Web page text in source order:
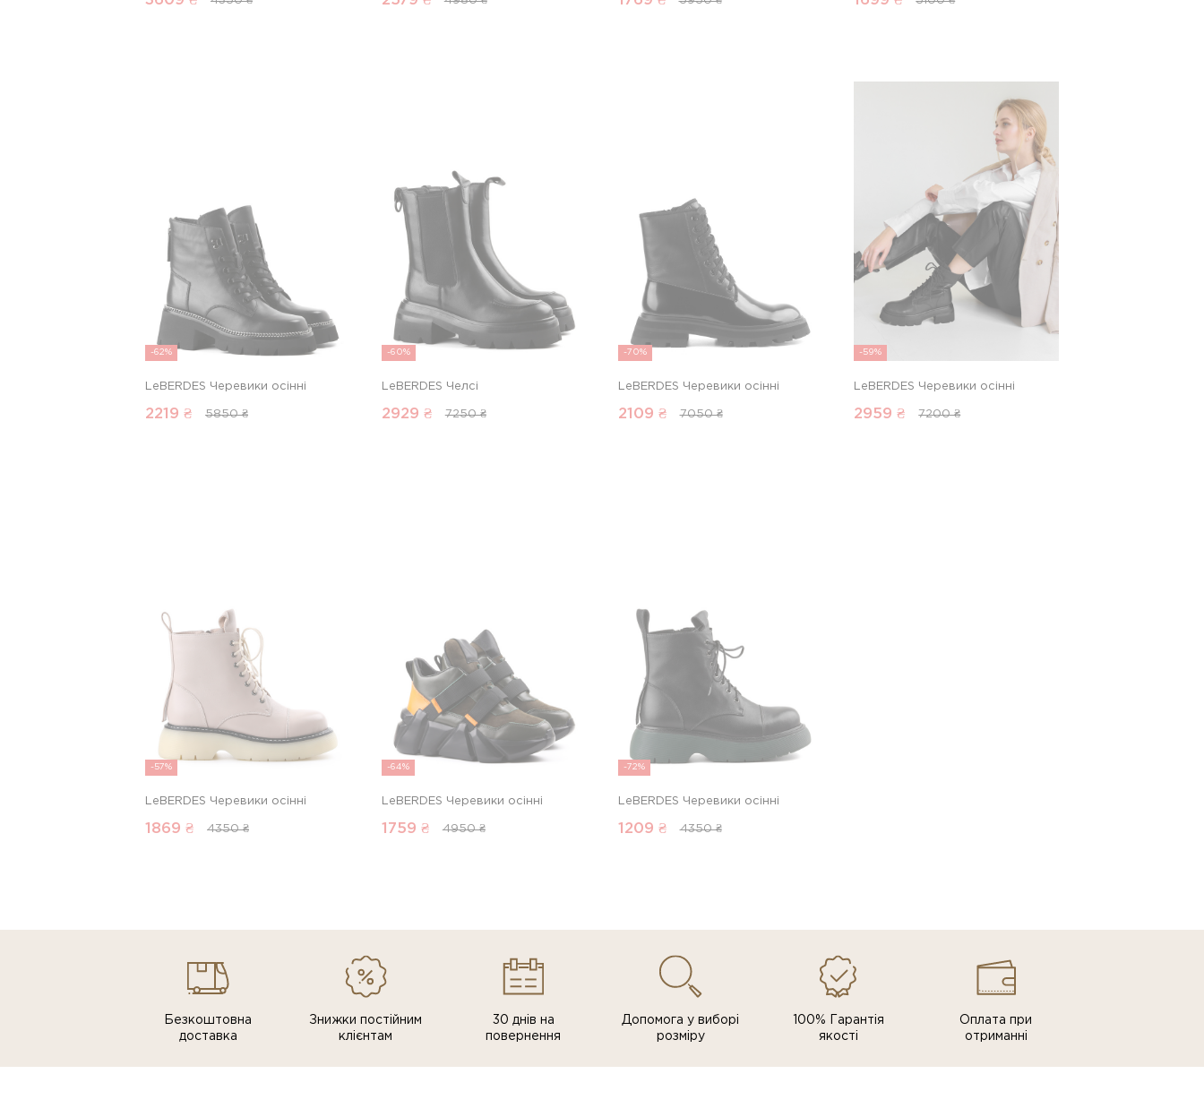
-62%
LeBERDES Черевики осінні
2219 ₴ 5850 ₴
-60%
LeBERDES Челсі
2929 ₴ 7250 ₴
-70%
LeBERDES Черевики осінні
2109 ₴ 7050 ₴
-59%
LeBERDES Черевики осінні
2959 ₴ 7200 ₴
-57%
LeBERDES Черевики осінні
1869 ₴ 4350 ₴
-64%
LeBERDES Черевики осінні
1759 ₴ 4950 ₴
-72%
LeBERDES Черевики осінні
1209 ₴ 4350 ₴
Безкоштовна
доставка
Знижки постiйним
клiєнтам
30 днів на
повернення
Допомога у виборі
розміру
100% Гарантія
якості
Оплата при
отриманні